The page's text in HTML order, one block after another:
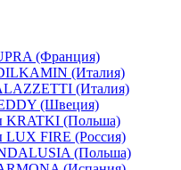
(Франция)
(Италия)
(Италия)
(Швеция)
KRATKI (Польша)
LUX FIRE (Россия)
(Польша)